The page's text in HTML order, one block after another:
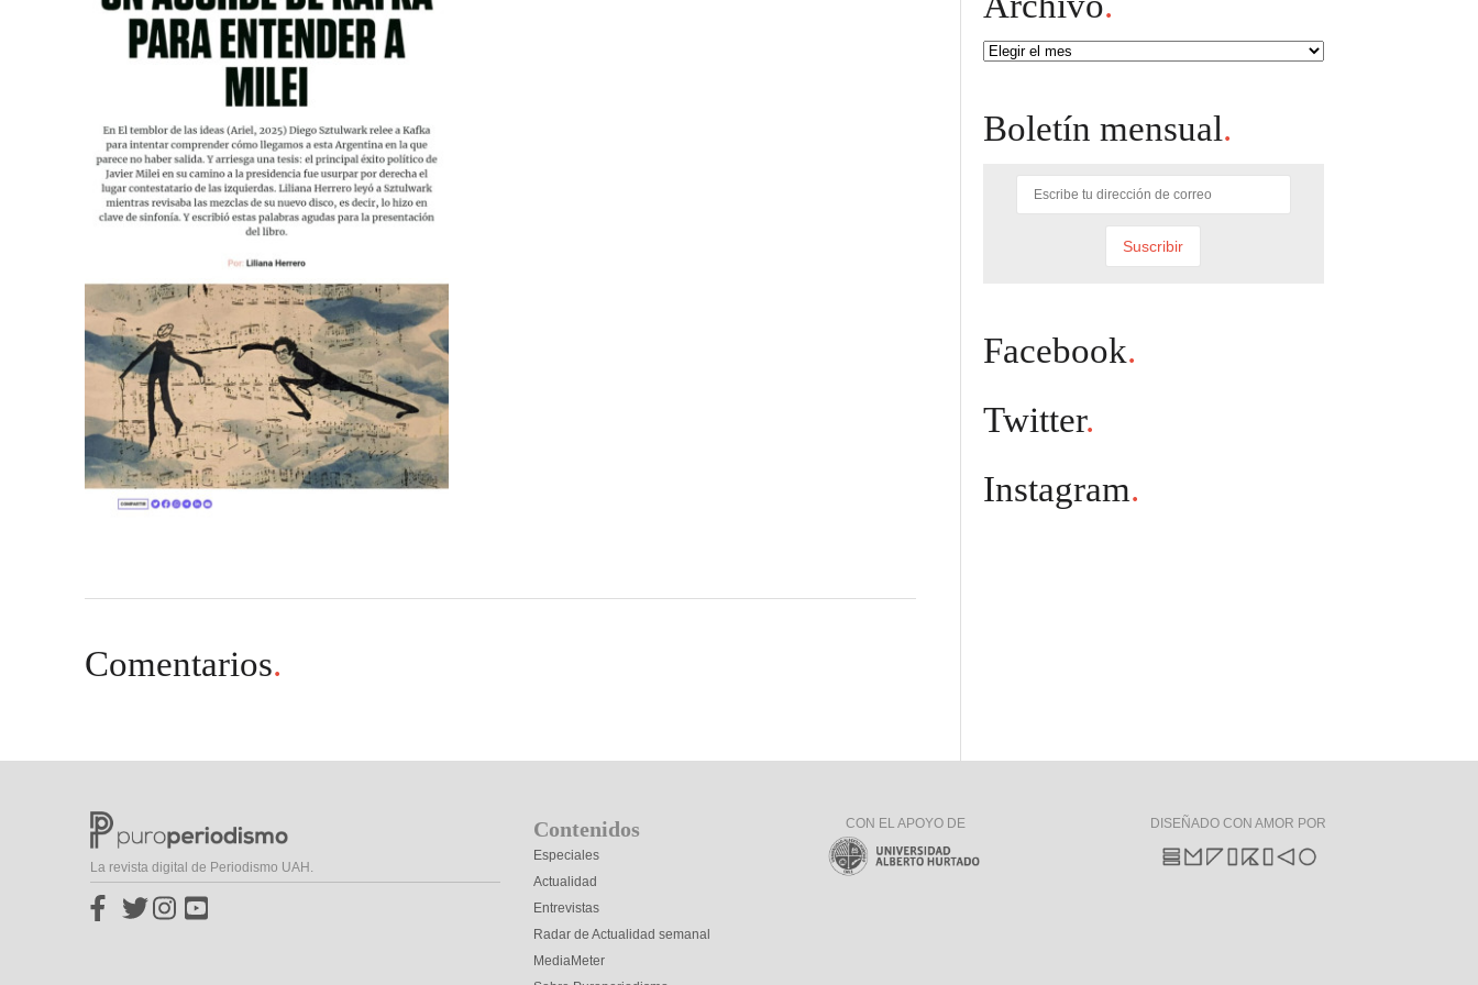
Comentarios.
Archivo
Boletín mensual.
Facebook.
Twitter.
Instagram.
La revista digital de Periodismo UAH.
Contenidos
Especiales
Actualidad
Entrevistas
Radar de Actualidad semanal
MediaMeter
CON EL APOYO DE DISEÑADO CON AMOR POR